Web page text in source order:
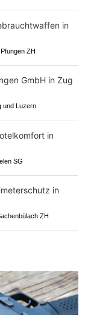
ZH
und Luzern
SG
ZH